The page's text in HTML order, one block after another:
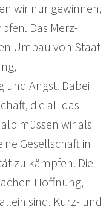
wir nur gewinnen,
Das Merz-
Umbau von Staat
und Angst. Dabei
die all das
müssen wir als
Gesellschaft in
zu kämpfen. Die
Hoffnung,
sind. Kurz- und